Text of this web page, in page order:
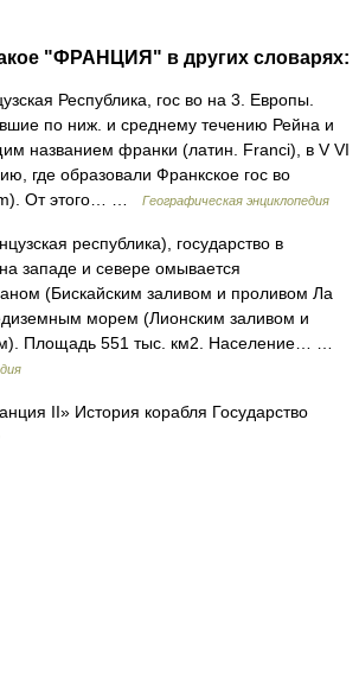
"ФРАНЦИЯ" в других словарях:
Республика, гос во на 3. Европы.
по ниж. и среднему течению Рейна и
названием франки (латин. Franci), в V VI
где образовали Франкское гос во
От этого… …
Географическая энциклопедия
республика), государство в
западе и севере омывается
(Бискайским заливом и проливом Ла
морем (Лионским заливом и
Площадь 551 тыс. км2. Население… …
II» История корабля Государство